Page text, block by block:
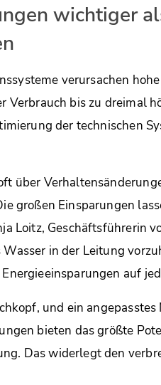
wichtiger
verursachen
bis zu dreimal
der technischen
über
großen Einsparungen
Loitz, Geschäftsführerin
in der Leitung
auf
und ein
bieten das größte
Das widerlegt den